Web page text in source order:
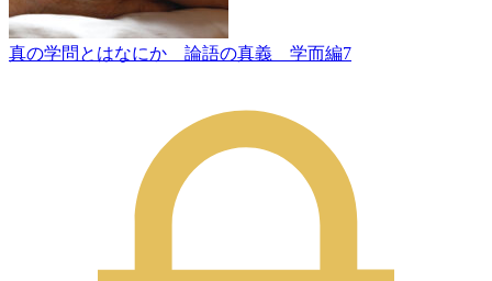
真の学問とはなにか 論語の真義 学而編7